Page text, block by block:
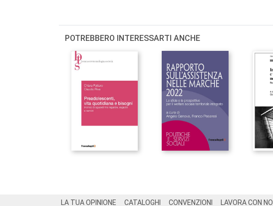
POTREBBERO INTERESSARTI ANCHE
LA TUA OPINIONE CATALOGHI CONVENZIONI LAVORA CON NOI